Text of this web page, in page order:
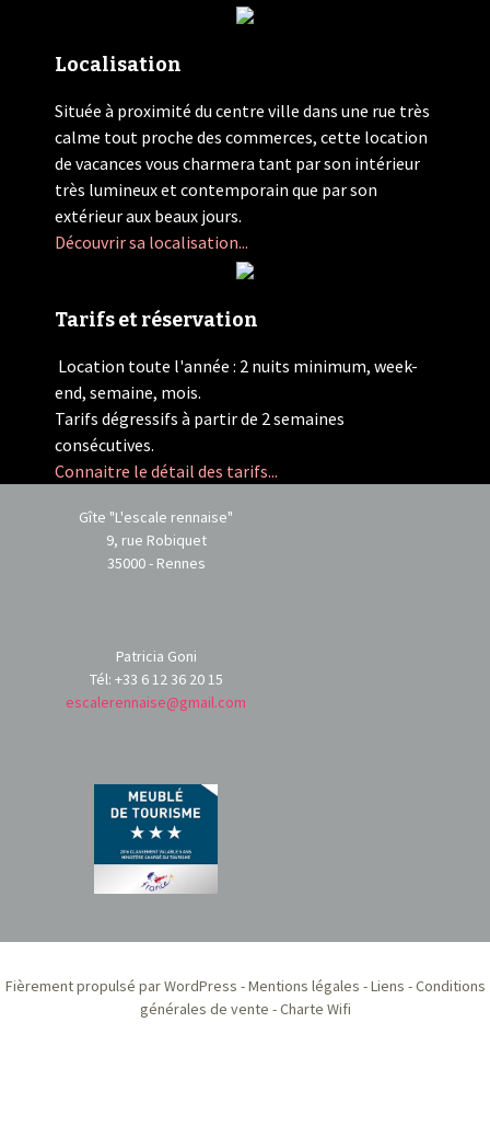
Localisation
Située à proximité du centre ville dans une rue très
calme tout proche des commerces, cette location
de vacances vous charmera tant par son intérieur
très lumineux et contemporain que par son
extérieur aux beaux jours.
Découvrir sa localisation...
Tarifs et réservation
Location toute l'année : 2 nuits minimum, week-
end, semaine, mois.
Tarifs dégressifs à partir de 2 semaines
consécutives.
Connaitre le détail des tarifs...
Gîte "L'escale rennaise"
9, rue Robiquet
35000 - Rennes
Patricia Goni
Tél: +33 6 12 36 20 15
escalerennaise@gmail.com
Fièrement propulsé par WordPress -Mentions légales -Liens -Conditions
générales de vente -Charte Wifi